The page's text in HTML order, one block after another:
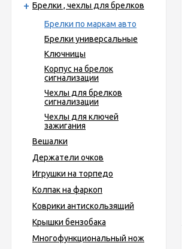
Брелки , чехлы для брелков
Брелки по маркам авто
Брелки универсальные
Ключницы
Корпус на брелок
сигнализации
Чехлы для брелков
сигнализации
Чехлы для ключей
зажигания
Вешалки
Держатели очков
Игрушки на торпедо
Колпак на фаркоп
Коврики антискользящий
Крышки бензобака
Многофункциональный нож